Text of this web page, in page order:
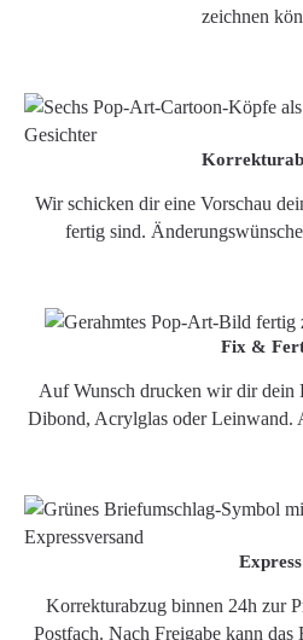
zeichnen
Wir schicken dir eine Vorschau
fertig sind.
Fix &
Auf Wunsch drucken wir dir dein
Dibond, Acrylglas oder Leinwand.
Express
Korrekturabzug binnen 24h zur
Postfach. Nach Freigabe kann